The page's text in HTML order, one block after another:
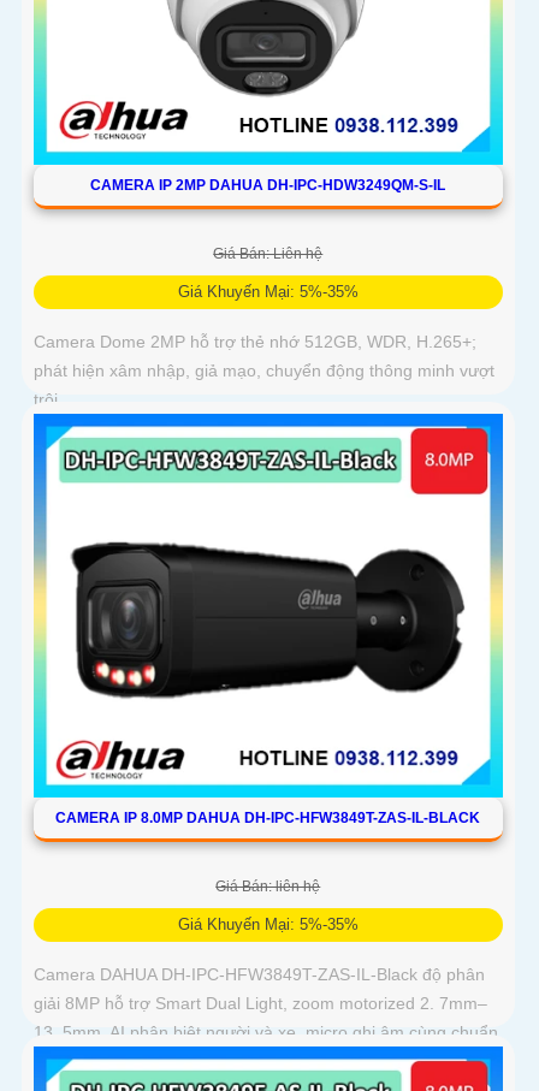
CAMERA IP 2MP DAHUA DH-IPC-HDW3249QM-S-IL
Giá Bán: Liên hệ
Giá Khuyến Mại: 5%-35%
Camera Dome 2MP hỗ trợ thẻ nhớ 512GB, WDR, H.265+;
phát hiện xâm nhập, giả mạo, chuyển động thông minh vượt
trội
CAMERA IP 8.0MP DAHUA DH-IPC-HFW3849T-ZAS-IL-BLACK
Giá Bán: liên hệ
Giá Khuyến Mại: 5%-35%
Camera DAHUA DH-IPC-HFW3849T-ZAS-IL-Black độ phân
giải 8MP hỗ trợ Smart Dual Light, zoom motorized 2. 7mm–
13. 5mm, AI phân biệt người và xe, micro ghi âm cùng chuẩn
IP67 chống bụi nước